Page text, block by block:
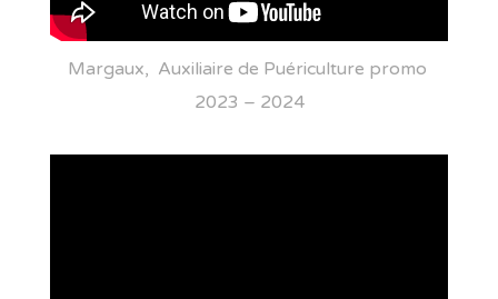
Margaux, Auxiliaire de Puériculture promo
2023 – 2024